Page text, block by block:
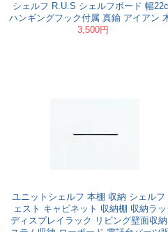
シェルフ R.U.S シェルフボード 幅
ハンギングフック付属 真鍮 アイアン
3,500円
ユニットシェルフ 本棚 収納 シェルフ
ェスト キャビネット 収納棚 収納ラッ
ディスプレイラック リビング壁面収